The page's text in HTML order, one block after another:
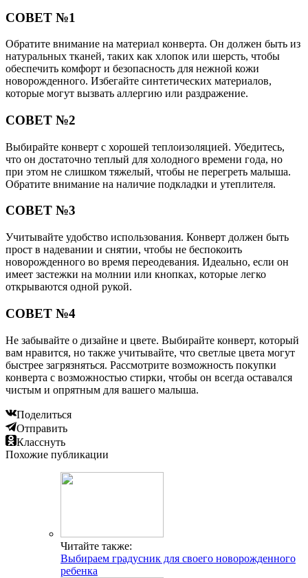
СОВЕТ №1
Обратите внимание на материал конверта. Он должен быть из
натуральных тканей, таких как хлопок или шерсть, чтобы
обеспечить комфорт и безопасность для нежной кожи
новорожденного. Избегайте синтетических материалов,
которые могут вызвать аллергию или раздражение.
СОВЕТ №2
Выбирайте конверт с хорошей теплоизоляцией. Убедитесь,
что он достаточно теплый для холодного времени года, но
при этом не слишком тяжелый, чтобы не перегреть малыша.
Обратите внимание на наличие подкладки и утеплителя.
СОВЕТ №3
Учитывайте удобство использования. Конверт должен быть
прост в надевании и снятии, чтобы не беспокоить
новорожденного во время переодевания. Идеально, если он
имеет застежки на молнии или кнопках, которые легко
открываются одной рукой.
СОВЕТ №4
Не забывайте о дизайне и цвете. Выбирайте конверт, который
вам нравится, но также учитывайте, что светлые цвета могут
быстрее загрязняться. Рассмотрите возможность покупки
конверта с возможностью стирки, чтобы он всегда оставался
чистым и опрятным для вашего малыша.
Поделиться
Отправить
Класснуть
Похожие публикации
Читайте также:
Выбираем градусник для своего новорожденного
ребенка